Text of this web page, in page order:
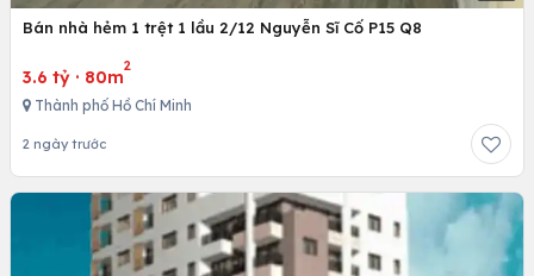
Bán nhà hẻm 1 trệt 1 lầu 2/12 Nguyễn Sĩ Cố P15 Q8
3.6 tỷ · 80m
2
Thành phố Hồ Chí Minh
2 ngày trước